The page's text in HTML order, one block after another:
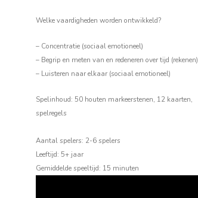
Welke vaardigheden worden ontwikkeld?
– Concentratie (sociaal emotioneel)
– Begrip en meten van en redeneren over tijd (rekenen)
– Luisteren naar elkaar (sociaal emotioneel)
Spelinhoud: 50 houten markeerstenen, 12 kaarten,
spelregels
Aantal spelers: 2-6 spelers
Leeftijd: 5+ jaar
Gemiddelde speeltijd: 15 minuten